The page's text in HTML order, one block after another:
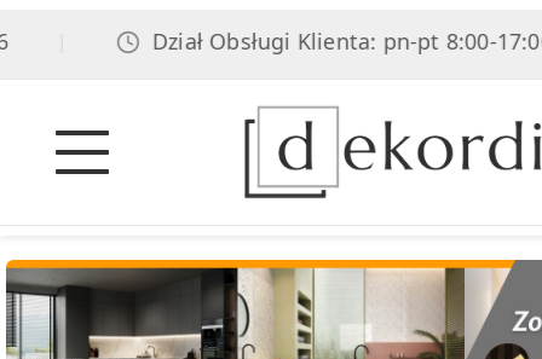
Dział Obsługi Klienta: pn-pt 8:00-17:00,